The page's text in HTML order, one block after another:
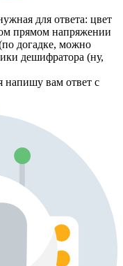
для ответа: цвет
прямом напряжении
догадке, можно
дешифратора (ну,
напишу вам ответ с